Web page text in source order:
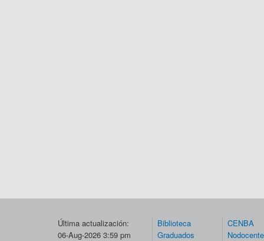
Última actualización:
06-Aug-2026 3:59 pm
Biblioteca
Graduados
CENBA